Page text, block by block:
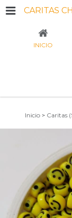
CARITAS
INICIO
Inicio > Caritas